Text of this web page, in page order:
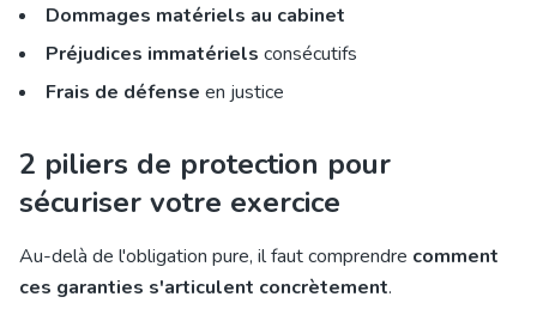
Dommages matériels au cabinet
Préjudices immatériels consécutifs
Frais de défense en justice
2 piliers de protection pour
sécuriser votre exercice
Au-delà de l'obligation pure, il faut comprendre comment
ces garanties s'articulent concrètement.